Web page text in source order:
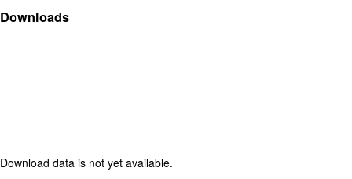
Downloads
Download data is not yet available.